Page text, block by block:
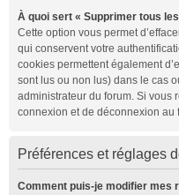
À quoi sert « Supprimer tous
Cette option vous permet
qui conservent votre
cookies permettent également
sont lus ou non lus) dans le cas
administrateur du forum. Si vous
connexion et de déconnexion au
Préférences et réglages
Comment puis-je modifier mes